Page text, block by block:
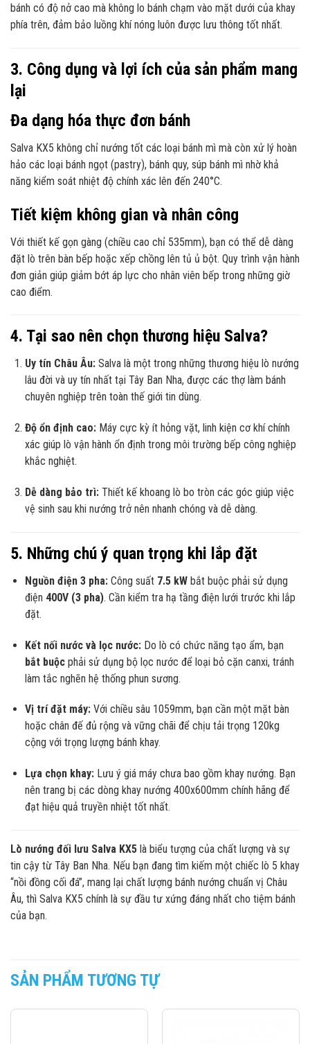
bánh có độ nở cao mà không lo bánh chạm vào mặt dưới của khay
phía trên, đảm bảo luồng khí nóng luôn được lưu thông tốt nhất.
3. Công dụng và lợi ích của sản phẩm mang
lại
Đa dạng hóa thực đơn bánh
Salva KX5 không chỉ nướng tốt các loại bánh mì mà còn xử lý hoàn
hảo các loại bánh ngọt (pastry), bánh quy, súp bánh mì nhờ khả
năng kiểm soát nhiệt độ chính xác lên đến 240°C.
Tiết kiệm không gian và nhân công
Với thiết kế gọn gàng (chiều cao chỉ 535mm), bạn có thể dễ dàng
đặt lò trên bàn bếp hoặc xếp chồng lên tủ ủ bột. Quy trình vận hành
đơn giản giúp giảm bớt áp lực cho nhân viên bếp trong những giờ
cao điểm.
4. Tại sao nên chọn thương hiệu Salva?
Uy tín Châu Âu:Salva là một trong những thương hiệu lò nướng
lâu đời và uy tín nhất tại Tây Ban Nha, được các thợ làm bánh
chuyên nghiệp trên toàn thế giới tin dùng.
Độ ổn định cao:Máy cực kỳ ít hỏng vặt, linh kiện cơ khí chính
xác giúp lò vận hành ổn định trong môi trường bếp công nghiệp
khắc nghiệt.
Dễ dàng bảo trì:Thiết kế khoang lò bo tròn các góc giúp việc
vệ sinh sau khi nướng trở nên nhanh chóng và dễ dàng.
5. Những chú ý quan trọng khi lắp đặt
Nguồn điện 3 pha:Công suất 7.5 kWbắt buộc phải sử dụng
điện 400V (3 pha). Cần kiểm tra hạ tầng điện lưới trước khi lắp
đặt.
Kết nối nước và lọc nước:Do lò có chức năng tạo ẩm, bạn
bắt buộcphải sử dụng bộ lọc nước để loại bỏ cặn canxi, tránh
làm tắc nghẽn hệ thống phun sương.
Vị trí đặt máy:Với chiều sâu 1059mm, bạn cần một mặt bàn
hoặc chân đế đủ rộng và vững chãi để chịu tải trọng 120kg
cộng với trọng lượng bánh khay.
Lựa chọn khay:Lưu ý giá máy chưa bao gồm khay nướng. Bạn
nên trang bị các dòng khay nướng 400x600mm chính hãng để
đạt hiệu quả truyền nhiệt tốt nhất.
Lò nướng đối lưu Salva KX5 là biểu tượng của chất lượng và sự
tin cậy từ Tây Ban Nha. Nếu bạn đang tìm kiếm một chiếc lò 5 khay
“nồi đồng cối đá”, mang lại chất lượng bánh nướng chuẩn vị Châu
Âu, thì Salva KX5 chính là sự đầu tư xứng đáng nhất cho tiệm bánh
của bạn.
SẢN PHẨM TƯƠNG TỰ